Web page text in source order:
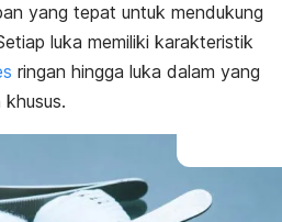
yang tepat untuk mendukung
luka memiliki karakteristik
ringan hingga luka dalam yang